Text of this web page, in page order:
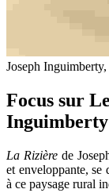
Joseph Inguimberty,
Focus sur
Inguimberty
La Rizièrede
et enveloppante, se
à ce paysage rural